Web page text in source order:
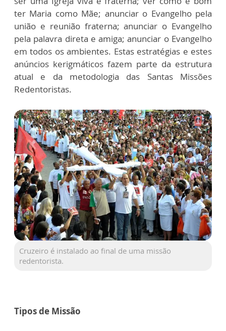
ter Maria como Mãe; anunciar o Evangelho pela
união e reunião fraterna; anunciar o Evangelho
pela palavra direta e amiga; anunciar o Evangelho
em todos os ambientes. Estas estratégias e estes
anúncios kerigmáticos fazem parte da estrutura
atual e da metodologia das Santas Missões
Redentoristas.
Cruzeiro é instalado ao final de uma missão
redentorista.
Tipos de Missão